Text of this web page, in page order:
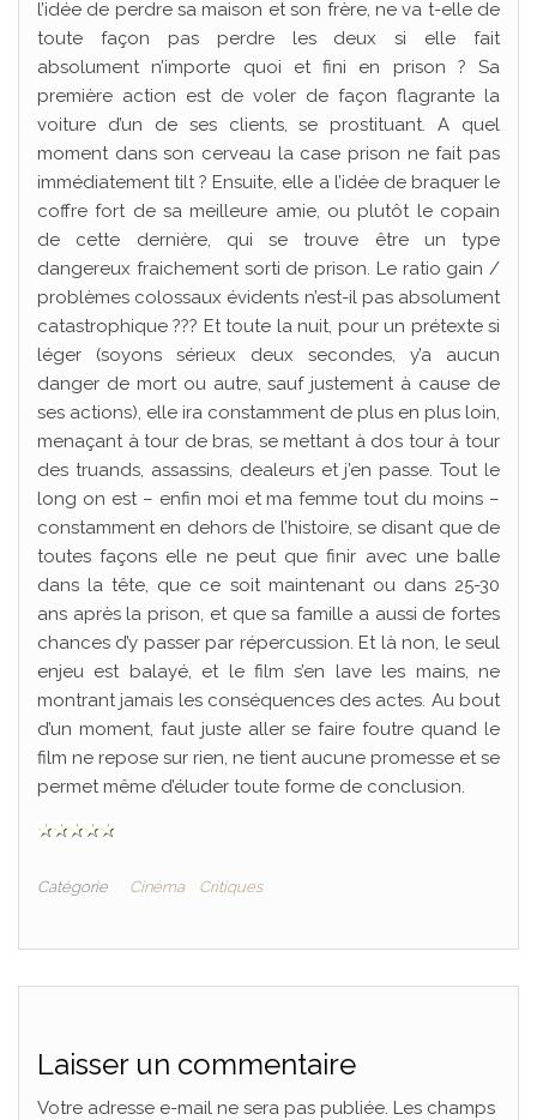
l’idée de perdre sa maison et son frère, ne va t-elle de
toute façon pas perdre les deux si elle fait
absolument n’importe quoi et fini en prison ? Sa
première action est de voler de façon flagrante la
voiture d’un de ses clients, se prostituant. A quel
moment dans son cerveau la case prison ne fait pas
immédiatement tilt ? Ensuite, elle a l’idée de braquer le
coffre fort de sa meilleure amie, ou plutôt le copain
de cette dernière, qui se trouve être un type
dangereux fraichement sorti de prison. Le ratio gain /
problèmes colossaux évidents n’est-il pas absolument
catastrophique ??? Et toute la nuit, pour un prétexte si
léger (soyons sérieux deux secondes, y’a aucun
danger de mort ou autre, sauf justement à cause de
ses actions), elle ira constamment de plus en plus loin,
menaçant à tour de bras, se mettant à dos tour à tour
des truands, assassins, dealeurs et j’en passe. Tout le
long on est – enfin moi et ma femme tout du moins –
constamment en dehors de l’histoire, se disant que de
toutes façons elle ne peut que finir avec une balle
dans la tête, que ce soit maintenant ou dans 25-30
ans après la prison, et que sa famille a aussi de fortes
chances d’y passer par répercussion. Et là non, le seul
enjeu est balayé, et le film s’en lave les mains, ne
montrant jamais les conséquences des actes. Au bout
d’un moment, faut juste aller se faire foutre quand le
film ne repose sur rien, ne tient aucune promesse et se
permet même d’éluder toute forme de conclusion.
Catégorie Cinéma Critiques
Laisser un commentaire
Votre adresse e-mail ne sera pas publiée. Les champs